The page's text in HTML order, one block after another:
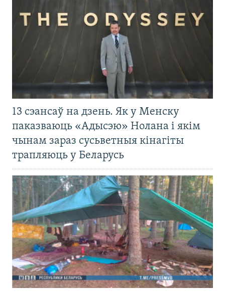
13 сэансаў на дзень. Як у Менску
паказваюць «Адысэю» Нолана і якім
чынам зараз сусьветныя кінагіты
трапляюць у Беларусь